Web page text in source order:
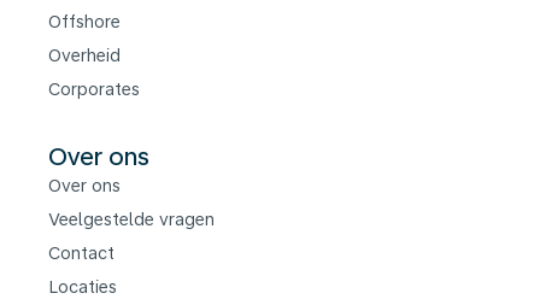
Offshore
Overheid
Corporates
Over ons
Over ons
Veelgestelde vragen
Contact
Locaties